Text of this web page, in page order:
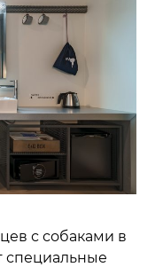
с собаками в
специальные